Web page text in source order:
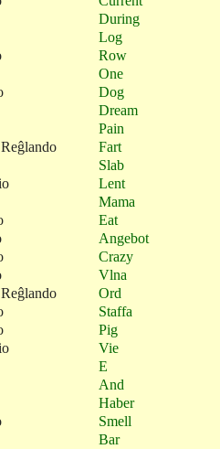
During
Log
Row
One
Dog
Dream
Pain
Fart
Slab
Lent
Mama
Eat
Angebot
Crazy
Vlna
Ord
Staffa
Pig
Vie
E
And
Haber
Smell
Bar